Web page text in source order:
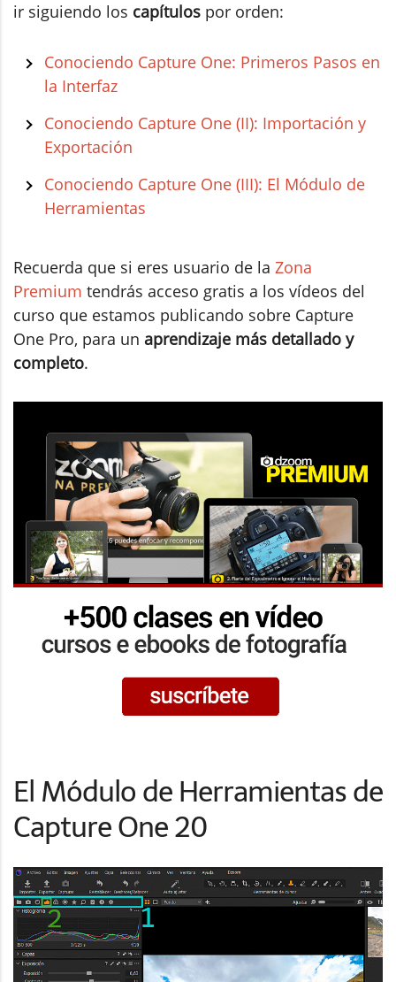
ir siguiendo los capítulos por orden:
Conociendo Capture One: Primeros Pasos en
la Interfaz
Conociendo Capture One (II): Importación y
Exportación
Conociendo Capture One (III): El Módulo de
Herramientas
Recuerda que si eres usuario de la Zona
Premium tendrás acceso gratis a los vídeos del
curso que estamos publicando sobre Capture
One Pro, para un aprendizaje más detallado y
completo.
El Módulo de Herramientas de
Capture One 20